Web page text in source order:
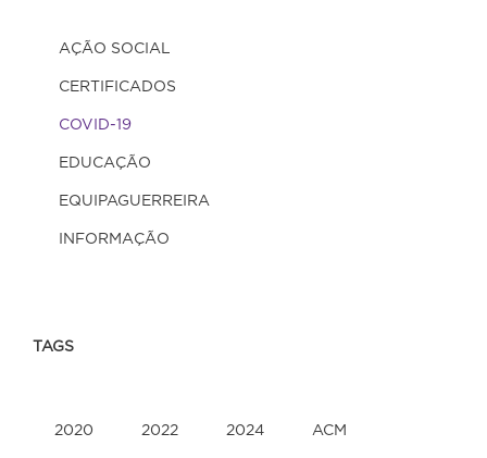
AÇÃO SOCIAL
CERTIFICADOS
COVID-19
EDUCAÇÃO
EQUIPAGUERREIRA
INFORMAÇÃO
TAGS
2020 2022 2024 ACM